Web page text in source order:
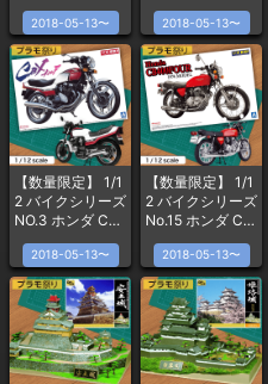
日本海軍 三菱 零
式艦上戦闘機 21
型
2018-05-13〜
戦艦 大和
2018-05-13〜
【数量限定】 1/1
2 バイクシリーズ
NO.3 ホンダ CB
X400F
2018-05-13〜
【数量限定】 1/1
2 バイクシリーズ
No.15 ホンダ CB
400 FOUR
2018-05-13〜